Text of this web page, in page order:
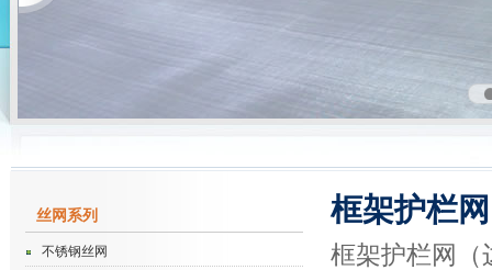
丝网系列
不锈钢丝网
框架护栏网
框架护栏网（